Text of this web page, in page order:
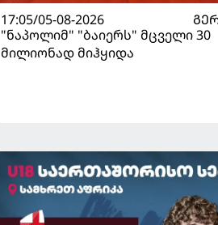
17:05/05-08-2026
"ნაპოლიმ" "ბაიერს" მცველი 30
მილიონად მიჰყიდა